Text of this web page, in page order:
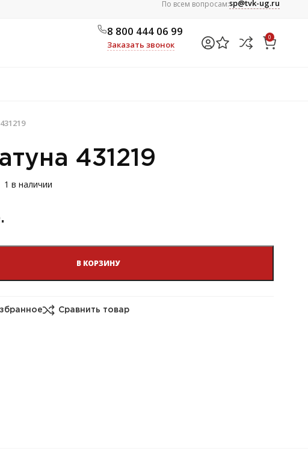
По всем вопросам:sp@tvk-ug.ru
8 800 444 06 99
Заказать звонок
0
431219
1 в наличии
В КОРЗИНУ
Сравнить товар